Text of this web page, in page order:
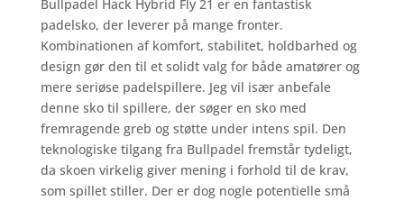
Bullpadel Hack Hybrid Fly 21 er en fantastisk
padelsko, der leverer på mange fronter.
Kombinationen af komfort, stabilitet, holdbarhed og
design gør den til et solidt valg for både amatører og
mere seriøse padelspillere. Jeg vil især anbefale
denne sko til spillere, der søger en sko med
fremragende greb og støtte under intens spil. Den
teknologiske tilgang fra Bullpadel fremstår tydeligt,
da skoen virkelig giver mening i forhold til de krav,
som spillet stiller. Der er dog nogle potentielle små